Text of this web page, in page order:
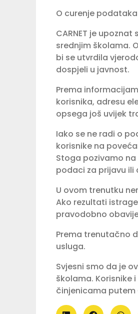
O curenje
CARNET je
srednjim školama.
bi se utvrdila
dospjeli u javnost.
Prema
korisnika, adresu
opsega još uvijek
Iako se ne radi o
korisnike na
Stoga pozivamo
podaci za prijavu ili
U ovom trenutku
Ako rezultati
pravodobno
Prema trenutačno
usluga.
Svjesni smo da je
školama. Korisnike
činjenicama putem